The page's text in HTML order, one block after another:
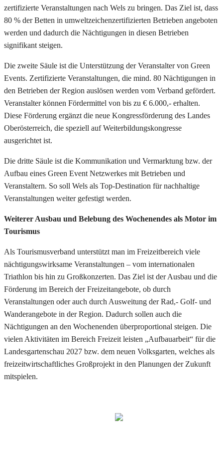
zertifizierte Veranstaltungen nach Wels zu bringen. Das Ziel ist, dass
80 % der Betten in umweltzeichenzertifizierten Betrieben angeboten
werden und dadurch die Nächtigungen in diesen Betrieben
signifikant steigen.
Die zweite Säule ist die Unterstützung der Veranstalter von Green
Events. Zertifizierte Veranstaltungen, die mind. 80 Nächtigungen in
den Betrieben der Region auslösen werden vom Verband gefördert.
Veranstalter können Fördermittel von bis zu € 6.000,- erhalten.
Diese Förderung ergänzt die neue Kongressförderung des Landes
Oberösterreich, die speziell auf Weiterbildungskongresse
ausgerichtet ist.
Die dritte Säule ist die Kommunikation und Vermarktung bzw. der
Aufbau eines Green Event Netzwerkes mit Betrieben und
Veranstaltern. So soll Wels als Top-Destination für nachhaltige
Veranstaltungen weiter gefestigt werden.
Weiterer Ausbau und Belebung des Wochenendes als Motor im
Tourismus
Als Tourismusverband unterstützt man im Freizeitbereich viele
nächtigungswirksame Veranstaltungen – vom internationalen
Triathlon bis hin zu Großkonzerten. Das Ziel ist der Ausbau und die
Förderung im Bereich der Freizeitangebote, ob durch
Veranstaltungen oder auch durch Ausweitung der Rad,- Golf- und
Wanderangebote in der Region. Dadurch sollen auch die
Nächtigungen an den Wochenenden überproportional steigen. Die
vielen Aktivitäten im Bereich Freizeit leisten „Aufbauarbeit“ für die
Landesgartenschau 2027 bzw. dem neuen Volksgarten, welches als
freizeitwirtschaftliches Großprojekt in den Planungen der Zukunft
mitspielen.